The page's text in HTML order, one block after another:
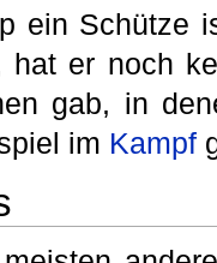
ein Schütze
hat er noch
gab, in
im Kampf